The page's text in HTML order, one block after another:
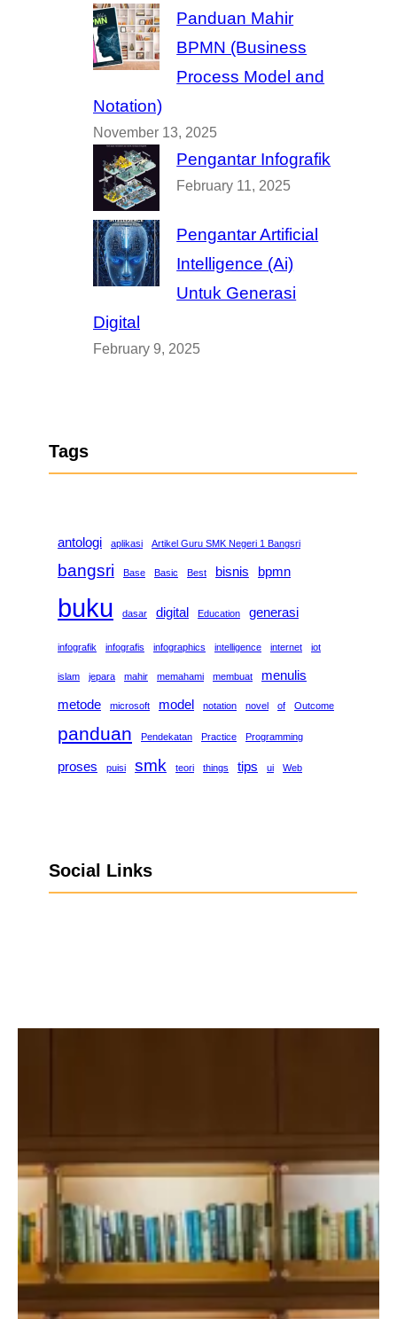
Panduan Mahir
BPMN (Business
Process Model and
Notation)
November 13, 2025
Pengantar Infografik
February 11, 2025
Pengantar Artificial
Intelligence (Ai)
Untuk Generasi
Digital
February 9, 2025
Tags
antologi aplikasi Artikel Guru SMK Negeri 1 Bangsri
bangsri Base Basic Best bisnis bpmn
buku dasar digital Education generasi
infografik infografis infographics intelligence internet iot
islam jepara mahir memahami membuat
menulis
metode
microsoft model notation novel of Outcome
panduan Pendekatan Practice Programming
proses puisi smk teori things tips ui Web
Social Links